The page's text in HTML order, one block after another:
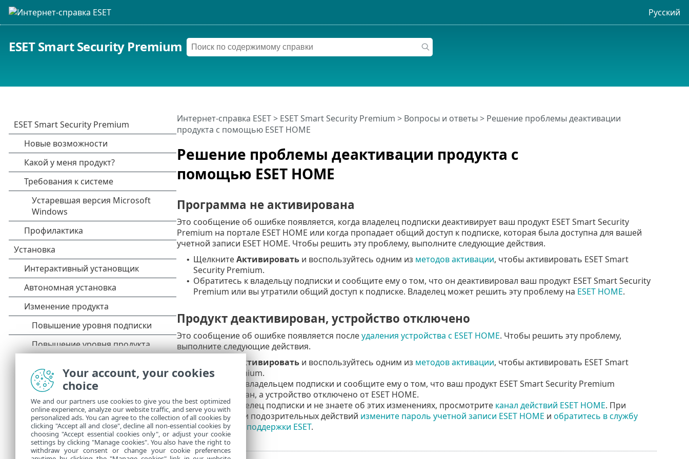
Русский
ESET Smart Security Premium
Решение проблемы деактивации продукта с
помощью ESET HOME
Интернет-справка ESET> ESET Smart Security Premium > Вопросы и ответы > Решение проблемы деактивации
продукта с помощью ESET HOME
Программа не активирована
Это сообщение об ошибке появляется, когда владелец подписки деактивирует ваш продукт ESET Smart Security
Premium на портале ESET HOME или когда пропадает общий доступ к подписке, которая была доступна для вашей
учетной записи ESET HOME. Чтобы решить эту проблему, выполните следующие действия.
• ЩелкнитеАктивироватьи воспользуйтесь одним из методов активации, чтобы активировать ESET Smart
Security Premium.
• Обратитесь к владельцу подписки и сообщите ему о том, что он деактивировал ваш продукт ESET Smart Security
Premium или вы утратили общий доступ к подписке. Владелец может решить эту проблему на ESET HOME.
Продукт деактивирован, устройство отключено
Это сообщение об ошибке появляется послеудаления устройства с ESET HOME. Чтобы решить эту проблему,
выполните следующие действия.
Активироватьи воспользуйтесь одним из методов активации, чтобы активировать ESET Smart
Security Premium.
Свяжитесь с владельцем подписки и сообщите ему о том, что ваш продукт ESET Smart Security Premium
деактивирован, а устройство отключено от ESET HOME.
• Если вы владелец подписки и не знаете об этих изменениях, просмотрите канал действий ESET HOME. При
обнаружении подозрительных действий измените пароль учетной записи ESET HOME и обратитесь в службу
технической поддержки ESET.
Your account, your cookies
choice
We and our partners use cookies to give you the best optimized
online experience, analyze our website traffic, and serve you with
personalized ads. You can agree to the collection of all cookies by
clicking "Accept all and close", decline all non-essential cookies by
choosing "Accept essential cookies only", or adjust your cookie
settings by clicking "Manage cookies". You also have the right to
withdraw your consent or change your cookie preferences